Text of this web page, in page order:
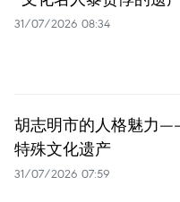
31/07/2026 08:34
胡志明市的人格魅力
特殊文化遗产
31/07/2026 07:59